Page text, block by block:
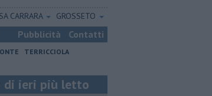
CARRARA GROSSETO
Pubblicità Contatti
TERRICCIOLA
di ieri più letto